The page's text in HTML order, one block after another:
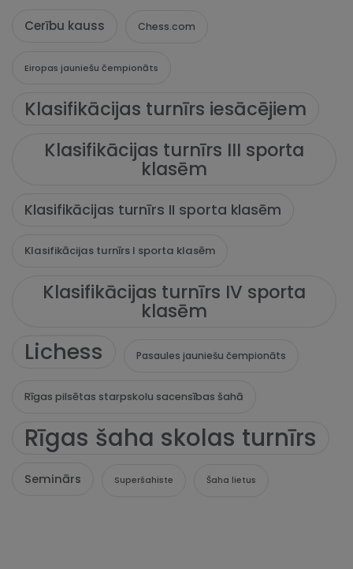
Cerību kauss Chess.com
Eiropas jauniešu čempionāts
Klasifikācijas turnīrs iesācējiem
Klasifikācijas turnīrs III sporta
klasēm
Klasifikācijas turnīrs II sporta klasēm
Klasifikācijas turnīrs I sporta klasēm
Klasifikācijas turnīrs IV sporta
klasēm
Lichess Pasaules jauniešu čempionāts
Rīgas pilsētas starpskolu sacensības šahā
Rīgas šaha skolas turnīrs
Seminārs Superšahiste Šaha lietus